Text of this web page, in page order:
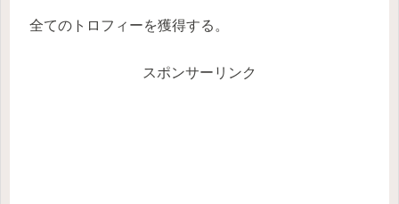
全てのトロフィーを獲得する。
スポンサーリンク